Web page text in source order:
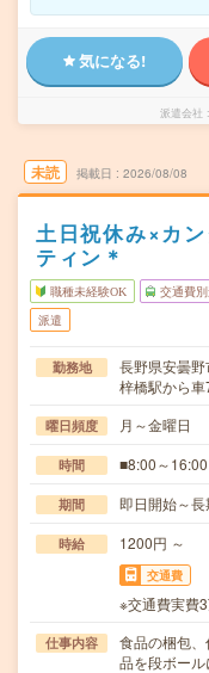
気になる!
派遣会社
未読 掲載日 2026/08/08
土日祝休み×カ
ティン＊
職種未経験OK 交通費
派遣
勤務地
長野県安曇野
梓橋駅から
曜日頻度 月～金曜日
時間 ■8:00～
期間 即日開始～
時給 1200円 ～
交通費
※交通費実費
仕事内容
食品の梱包
品を段ボー